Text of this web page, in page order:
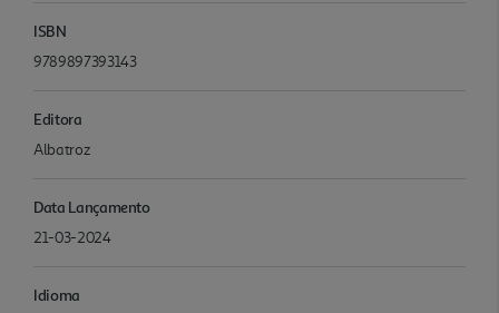
ISBN
9789897393143
Editora
Albatroz
Data Lançamento
21-03-2024
Idioma